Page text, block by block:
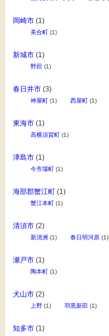
岡崎市(1)
美合町(1)
新城市(1)
野田 (1)
春日井市(3)
神屋町(1) 西屋町(1)
東海市(1)
高横須賀町(1)
津島市(1)
今市場町(1)
海部郡蟹江町(1)
蟹江本町(1)
清須市(2)
新清洲 (1) 春日明河原(1)
瀬戸市(1)
陶本町(1)
犬山市(2)
上野(1) 羽黒新田 (1)
知多市(1)